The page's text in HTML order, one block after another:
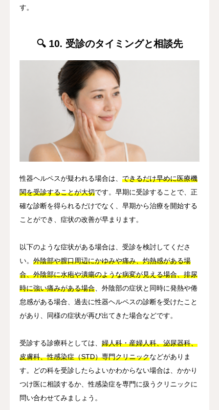
す。
🔍 10. 受診のタイミングと相談先
性器ヘルペスが疑われる場合は、 できるだけ早めに医療機
関を受診することが大切です。早期に受診することで、正
確な診断を得られるだけでなく、早期から治療を開始する
ことができ、症状の改善が早まります。
以下のような症状がある場合は、受診を検討してくださ
い。 外陰部や膣口周辺にかゆみや痛み、灼熱感がある場
合、外陰部に水疱や潰瘍のような病変が見える場合、排尿
時に強い痛みがある場合、外陰部の症状と同時に発熱や倦
怠感がある場合、過去に性器ヘルペスの診断を受けたこと
があり、同様の症状が再び出てきた場合などです。
受診する診療科としては、 婦人科・産婦人科、泌尿器科、
皮膚科、性感染症（STD）専門クリニックなどがありま
す。どの科を受診したらよいかわからない場合は、かかり
つけ医に相談するか、性感染症を専門に扱うクリニックに
問い合わせてみましょう。